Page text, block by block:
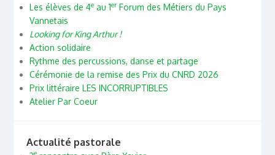
Les élèves de 4eau 1erForum des Métiers du Pays
Vannetais
Looking for King Arthur !
Action solidaire
Rythme des percussions, danse et partage
Cérémonie de la remise des Prix du CNRD 2026
Prix littéraire LES INCORRUPTIBLES
Atelier Par Coeur
Actualité pastorale
e